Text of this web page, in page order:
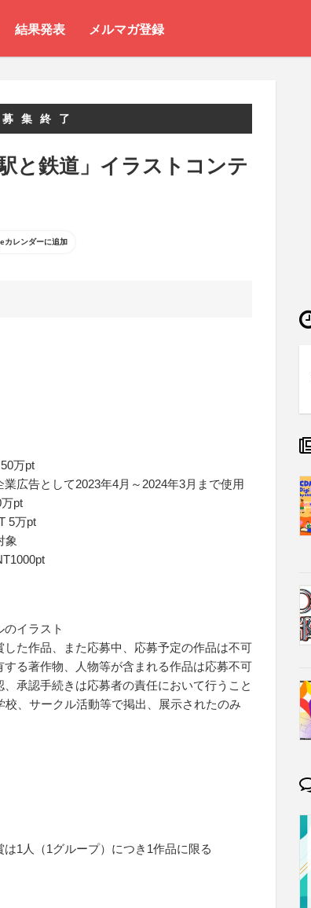
結果発表 メルマガ登録
募集終了
と鉄道」イラストコンテ
カレンダーに追加
万pt
広告として2023年4月～2024年3月まで使用
pt
5万pt
象
イラスト
た作品、また応募中、応募予定の作品は不可
る著作物、人物等が含まれる作品は応募不可
承認手続きは応募者の責任において行うこと
、サークル活動等で掲出、展示されたのみ
1人（1グループ）につき1作品に限る